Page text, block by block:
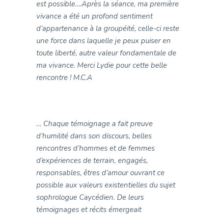
est possible….Après la séance, ma première
vivance a été un profond sentiment
d’appartenance à la groupéité, celle-ci reste
une force dans laquelle je peux puiser en
toute liberté, autre valeur fondamentale de
ma vivance. Merci Lydie pour cette belle
rencontre ! M.C.A
… Chaque témoignage a fait preuve
d’humilité dans son discours, belles
rencontres d’hommes et de femmes
d’expériences de terrain, engagés,
responsables, êtres d’amour ouvrant ce
possible aux valeurs existentielles du sujet
sophrologue Caycédien. De leurs
témoignages et récits émergeait